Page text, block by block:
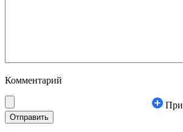
Комментарий